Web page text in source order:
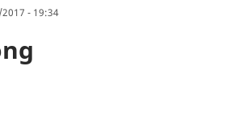
2017 - 19:34